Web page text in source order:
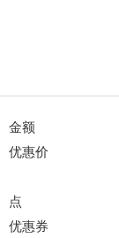
金额
优惠价
点
优惠券